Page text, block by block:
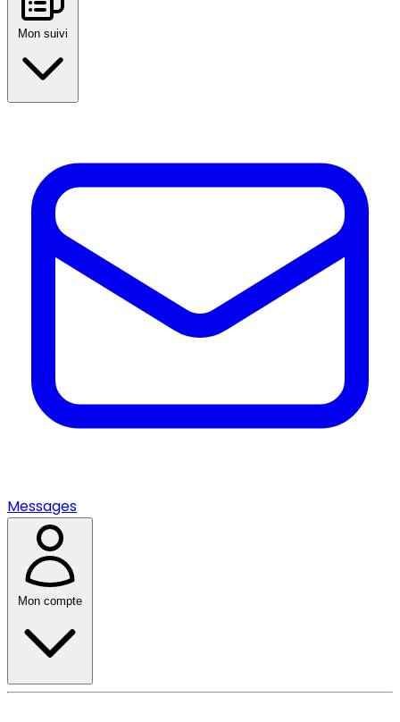
Mon suivi
Messages
Mon compte